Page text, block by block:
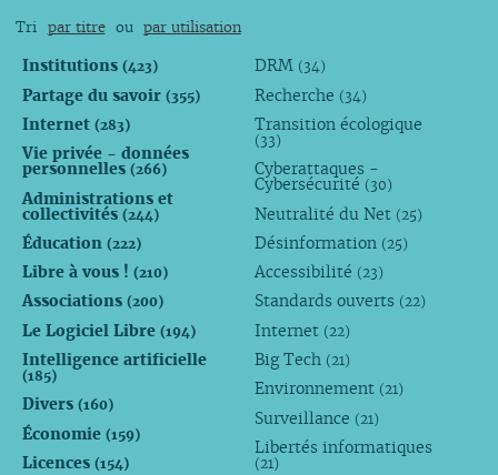
Tri par titre ou par utilisation
Institutions (423)
Partage du savoir (355)
Internet (283)
Vie privée - données
personnelles (266)
Administrations et
collectivités (244)
Éducation (222)
Libre à vous ! (210)
Associations (200)
Le Logiciel Libre (194)
Intelligence artificielle
(185)
Divers (160)
Économie (159)
Licences (154)
DRM (34)
Recherche (34)
Transition écologique
(33)
Cyberattaques -
Cybersécurité (30)
Neutralité du Net (25)
Désinformation (25)
Accessibilité (23)
Standards ouverts (22)
Internet (22)
Big Tech (21)
Environnement (21)
Surveillance (21)
Libertés informatiques
(21)